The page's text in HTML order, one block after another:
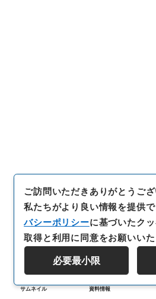
サムネイル 資料情報
ご訪問いただきありがとうござ
私たちがより良い情報を提供で
バシーポリシーに基づいたク
取得と利用に同意をお願いいた
必要最小限